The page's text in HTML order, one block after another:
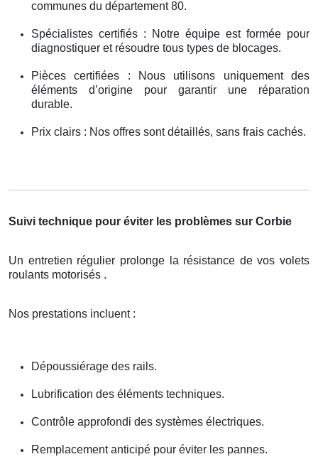
communes du département 80.
Spécialistes certifiés : Notre équipe est formée pour
diagnostiquer et résoudre tous types de blocages.
Pièces certifiées : Nous utilisons uniquement des
éléments d’origine pour garantir une réparation
durable.
Prix clairs : Nos offres sont détaillés, sans frais cachés.
Suivi technique pour éviter les problèmes sur Corbie
Un entretien régulier prolonge la résistance de vos volets
roulants motorisés .
Nos prestations incluent :
Dépoussiérage des rails.
Lubrification des éléments techniques.
Contrôle approfondi des systèmes électriques.
Remplacement anticipé pour éviter les pannes.